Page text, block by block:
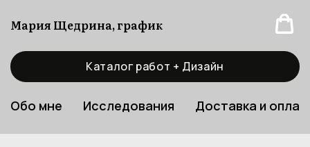
Мария Щедрина, график
Каталог работ + Дизайн
Обо мне Исследования Доставка и